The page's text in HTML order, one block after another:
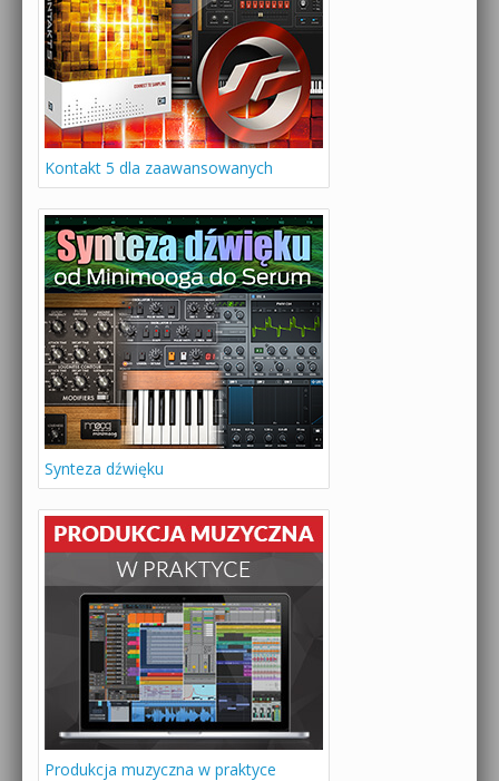
Kontakt 5 dla zaawansowanych
Synteza dźwięku
Produkcja muzyczna w praktyce